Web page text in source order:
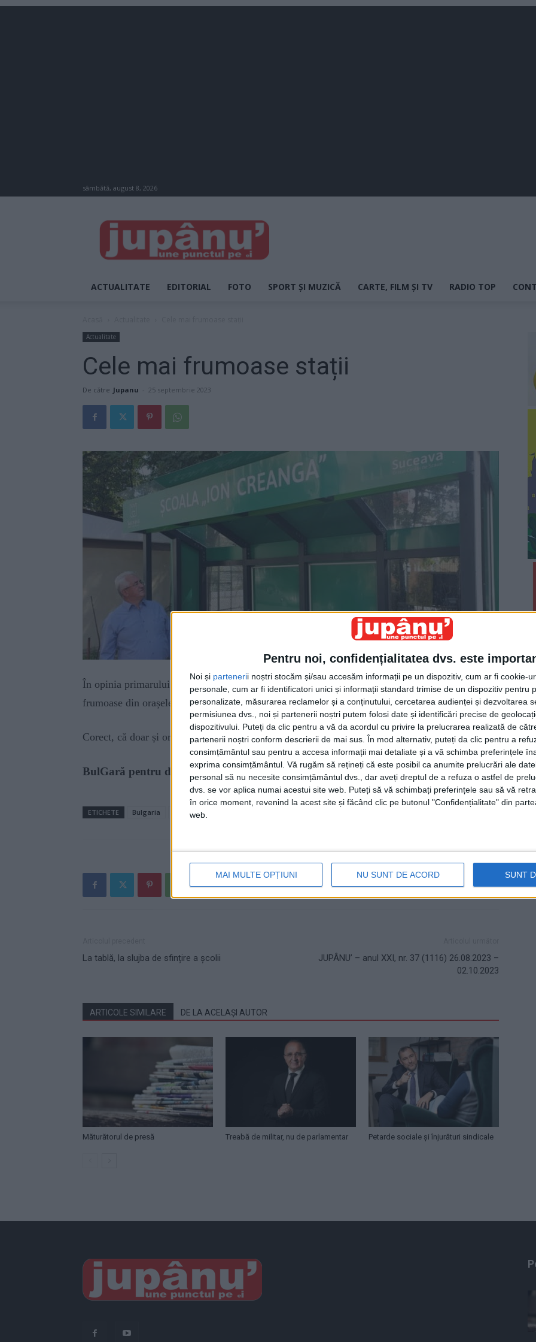
Pentru noi, confidențialitatea dvs. este
Noi și partenerii noștri stocăm și/sau accesăm informații pe un dispozitiv, cum ar fi cookie-
personale, cum ar fi identificatori unici și informații standard trimise de un dispozitiv pentru
personalizate, măsurarea reclamelor și a conținutului, cercetarea audienței și dezvoltarea
permisiunea dvs., noi și partenerii noștri putem folosi date și identificări precise de
dispozitivului. Puteți da clic pentru a vă da acordul cu privire la prelucrarea realizată de
partenerii noștri conform descrierii de mai sus. În mod alternativ, puteți da clic pentru a
consimțământul sau pentru a accesa informații mai detaliate și a vă schimba preferințele
exprima consimțământul. Vă rugăm să rețineți că este posibil ca anumite prelucrări ale
personal să nu necesite consimțământul dvs., dar aveți dreptul de a refuza o astfel de
dvs. se vor aplica numai acestui site web. Puteți să vă schimbați preferințele sau să vă
în orice moment, revenind la acest site și făcând clic pe butonul "Confidențialitate" din
web.
MAI MULTE OPȚIUNI NU SUNT DE ACORD SUNT
sâmbătă, august 8, 2026
JUPÂNU'
ACTUALITATE EDITORIAL FOTO SPORT ȘI MUZICĂ CARTE, FILM ȘI TV RADIO TOP
Actualitate
Cele mai frumoase stații
De către Jupanu - 25 septembrie 2023
În opinia primarului Ion Lungu, noile stații de autobuz din Suceava sînt printre cele mai
frumoase din orașele europene.
Corect, că doar și orașele bulgărești sînt în Europa.
BulGară pentru doi
ETICHETE Bulgaria Europa
La tablă, la slujba de sfințire a școlii
JUPÂNU’ – anul XXI, nr. 37 (1116) 26.08.2023 –
02.10.2023
ARTICOLE SIMILARE DE LA ACELAȘI AUTOR
Măturătorul de presă Treabă de militar, nu de parlamentar Petarde sociale și înjurături sindicale